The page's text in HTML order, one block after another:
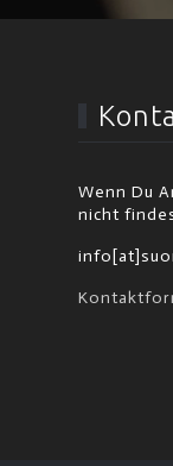
Wenn Du
nicht